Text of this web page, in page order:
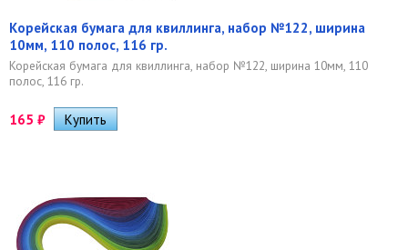
Корейская бумага для квиллинга, набор №122, ширина
10мм, 110 полос, 116 гр.
Корейская бумага для квиллинга, набор №122, ширина 10мм, 110
полос, 116 гр.
165 ₽